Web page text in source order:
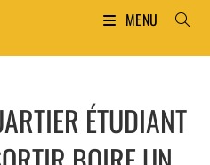
MENU
ÉTUDIANT